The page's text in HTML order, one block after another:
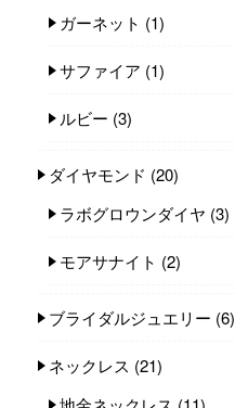
ガーネット (1)
サファイア (1)
ルビー (3)
ダイヤモンド (20)
ラボグロウンダイヤ (3)
モアサナイト (2)
ブライダルジュエリー (6)
ネックレス (21)